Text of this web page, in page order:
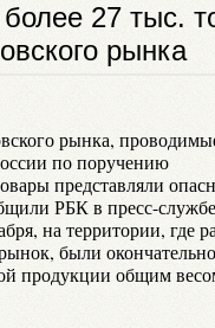
27 тыс.
рынка
рынка,
по поручению
представляли
РБК в пресс-службе
на территории, где
были окончательно
продукции общим